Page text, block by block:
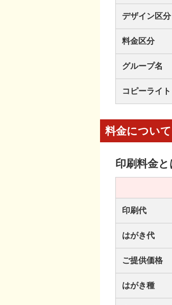
デザイン区分
料金区分
グループ名
コピーライト
料金について
印刷料金
印刷代
はがき代
ご提供価格
はがき種